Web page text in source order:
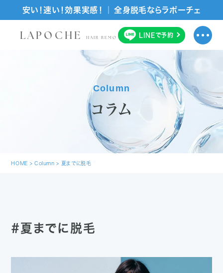
安い！速い！効果実感！ ｜ 全身脱毛ならラポーチェ
LAPOCHE HAIR REMOVAL SALONLINEで予約
Column
コラム
HOME > Column > 夏までに脱毛
#夏までに脱毛